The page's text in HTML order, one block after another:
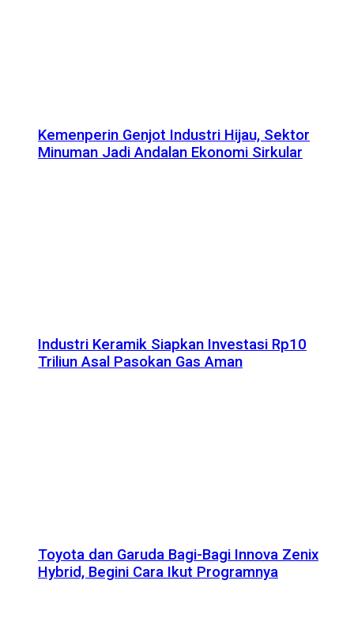
Kemenperin Genjot Industri Hijau, Sektor
Minuman Jadi Andalan Ekonomi Sirkular
Industri Keramik Siapkan Investasi Rp10
Triliun Asal Pasokan Gas Aman
Toyota dan Garuda Bagi-Bagi Innova Zenix
Hybrid, Begini Cara Ikut Programnya